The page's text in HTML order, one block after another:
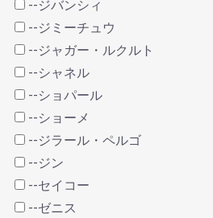
--ジバンシィ
--ジミーチュウ
--ジャガー・ルクルト
--シャネル
--ショパール
--ショーメ
--ジラール・ペルゴ
--ジン
--セイコー
--ゼニス